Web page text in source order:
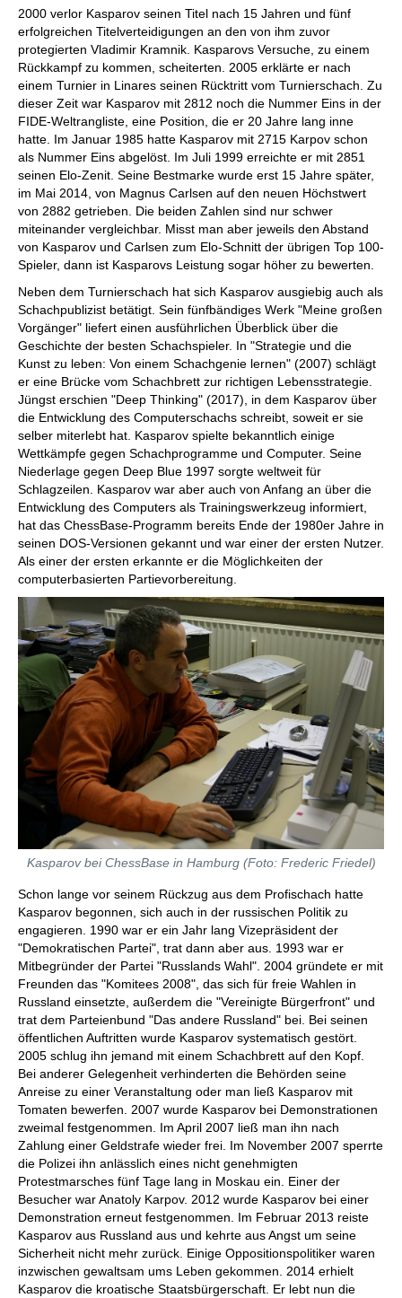
2000 verlor Kasparov seinen Titel nach 15 Jahren und fünf
erfolgreichen Titelverteidigungen an den von ihm zuvor
protegierten Vladimir Kramnik. Kasparovs Versuche, zu einem
Rückkampf zu kommen, scheiterten. 2005 erklärte er nach
einem Turnier in Linares seinen Rücktritt vom Turnierschach. Zu
dieser Zeit war Kasparov mit 2812 noch die Nummer Eins in der
FIDE-Weltrangliste, eine Position, die er 20 Jahre lang inne
hatte. Im Januar 1985 hatte Kasparov mit 2715 Karpov schon
als Nummer Eins abgelöst. Im Juli 1999 erreichte er mit 2851
seinen Elo-Zenit. Seine Bestmarke wurde erst 15 Jahre später,
im Mai 2014, von Magnus Carlsen auf den neuen Höchstwert
von 2882 getrieben. Die beiden Zahlen sind nur schwer
miteinander vergleichbar. Misst man aber jeweils den Abstand
von Kasparov und Carlsen zum Elo-Schnitt der übrigen Top 100-
Spieler, dann ist Kasparovs Leistung sogar höher zu bewerten.
Neben dem Turnierschach hat sich Kasparov ausgiebig auch als
Schachpublizist betätigt. Sein fünfbändiges Werk "Meine großen
Vorgänger" liefert einen ausführlichen Überblick über die
Geschichte der besten Schachspieler. In "Strategie und die
Kunst zu leben: Von einem Schachgenie lernen" (2007) schlägt
er eine Brücke vom Schachbrett zur richtigen Lebensstrategie.
Jüngst erschien "Deep Thinking" (2017), in dem Kasparov über
die Entwicklung des Computerschachs schreibt, soweit er sie
selber miterlebt hat. Kasparov spielte bekanntlich einige
Wettkämpfe gegen Schachprogramme und Computer. Seine
Niederlage gegen Deep Blue 1997 sorgte weltweit für
Schlagzeilen. Kasparov war aber auch von Anfang an über die
Entwicklung des Computers als Trainingswerkzeug informiert,
hat das ChessBase-Programm bereits Ende der 1980er Jahre in
seinen DOS-Versionen gekannt und war einer der ersten Nutzer.
Als einer der ersten erkannte er die Möglichkeiten der
computerbasierten Partievorbereitung.
Kasparov bei ChessBase in Hamburg (Foto: Frederic Friedel)
Schon lange vor seinem Rückzug aus dem Profischach hatte
Kasparov begonnen, sich auch in der russischen Politik zu
engagieren. 1990 war er ein Jahr lang Vizepräsident der
"Demokratischen Partei", trat dann aber aus. 1993 war er
Mitbegründer der Partei "Russlands Wahl". 2004 gründete er mit
Freunden das "Komitees 2008", das sich für freie Wahlen in
Russland einsetzte, außerdem die "Vereinigte Bürgerfront" und
trat dem Parteienbund "Das andere Russland" bei. Bei seinen
öffentlichen Auftritten wurde Kasparov systematisch gestört.
2005 schlug ihn jemand mit einem Schachbrett auf den Kopf.
Bei anderer Gelegenheit verhinderten die Behörden seine
Anreise zu einer Veranstaltung oder man ließ Kasparov mit
Tomaten bewerfen. 2007 wurde Kasparov bei Demonstrationen
zweimal festgenommen. Im April 2007 ließ man ihn nach
Zahlung einer Geldstrafe wieder frei. Im November 2007 sperrte
die Polizei ihn anlässlich eines nicht genehmigten
Protestmarsches fünf Tage lang in Moskau ein. Einer der
Besucher war Anatoly Karpov. 2012 wurde Kasparov bei einer
Demonstration erneut festgenommen. Im Februar 2013 reiste
Kasparov aus Russland aus und kehrte aus Angst um seine
Sicherheit nicht mehr zurück. Einige Oppositionspolitiker waren
inzwischen gewaltsam ums Leben gekommen. 2014 erhielt
Kasparov die kroatische Staatsbürgerschaft. Er lebt nun die